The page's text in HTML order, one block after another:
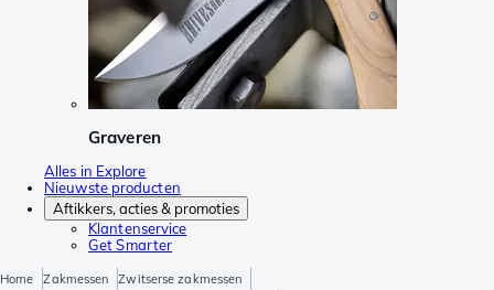
Graveren
Alles in Explore
Nieuwste producten
Aftikkers, acties & promoties
Klantenservice
Get Smarter
Home Zakmessen
Zwitserse zakmessen